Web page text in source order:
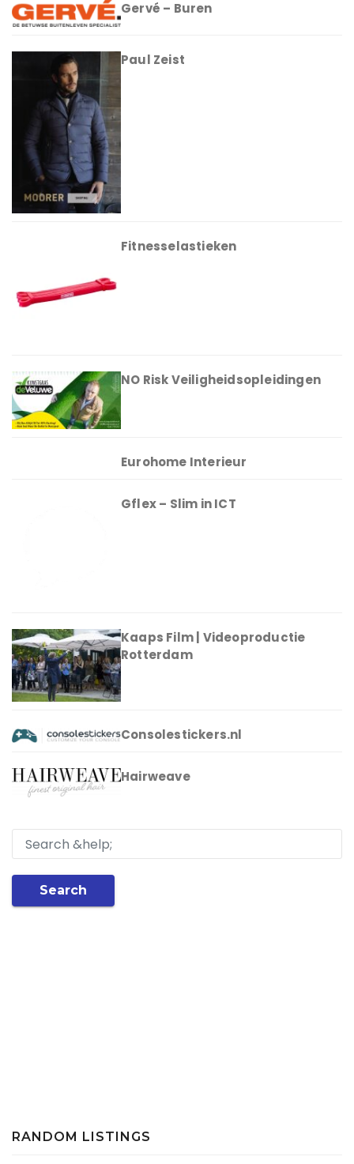
Gervé – Buren
Paul Zeist
Fitnesselastieken
NO Risk Veiligheidsopleidingen
Eurohome Interieur
Gflex – Slim in ICT
Kaaps Film | Videoproductie
Rotterdam
Consolestickers.nl
Hairweave
Search
RANDOM LISTINGS